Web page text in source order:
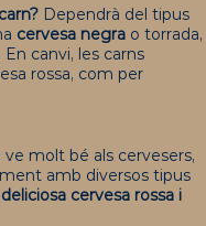
Dependrà del tipus
cervesa negra o torrada,
. En canvi, les carns
rossa, com per
ve molt bé als cervesers,
amb diversos tipus
deliciosa cervesa rossa i